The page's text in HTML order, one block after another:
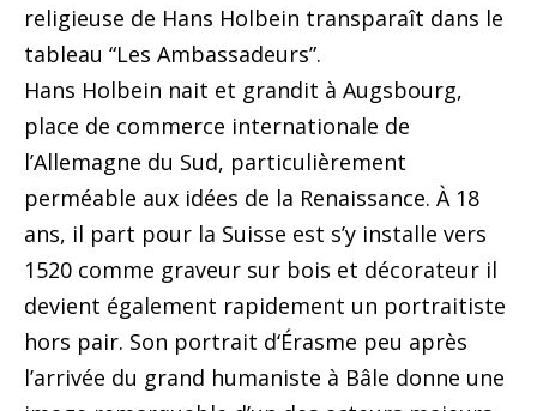
religieuse de Hans Holbein transparaît dans le
tableau “Les Ambassadeurs”.
Hans Holbein nait et grandit à Augsbourg,
place de commerce internationale de
l’Allemagne du Sud, particulièrement
perméable aux idées de la Renaissance. À 18
ans, il part pour la Suisse est s’y installe vers
1520 comme graveur sur bois et décorateur il
devient également rapidement un portraitiste
hors pair. Son portrait d‘Érasme peu après
l’arrivée du grand humaniste à Bâle donne une